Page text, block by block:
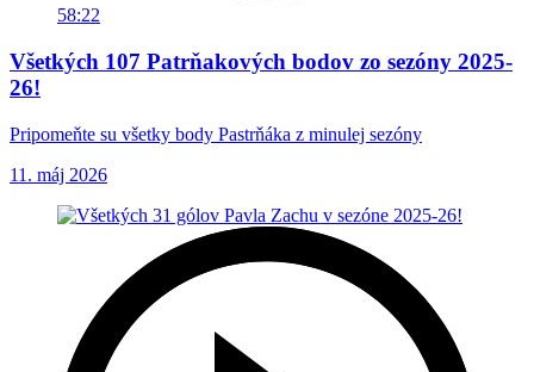
58:22
Všetkých 107 Patrňakových bodov zo sezóny 2025-
26!
Pripomeňte su všetky body Pastrňáka z minulej sezóny
11. máj 2026